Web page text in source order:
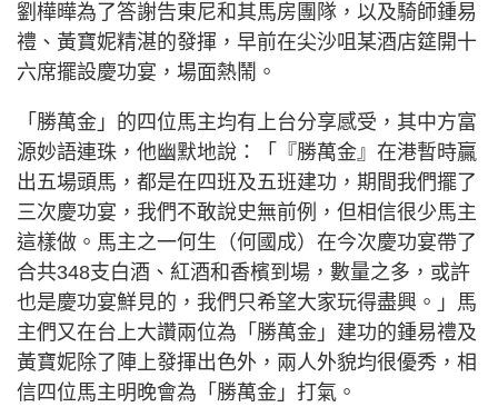
劉樺曄為了答謝告東尼和其馬房團隊，以及騎師鍾易
禮、黃寶妮精湛的發揮，早前在尖沙咀某酒店筵開十
六席擺設慶功宴，場面熱鬧。
「勝萬金」的四位馬主均有上台分享感受，其中方富
源妙語連珠，他幽默地說：「『勝萬金』在港暫時贏
出五場頭馬，都是在四班及五班建功，期間我們擺了
三次慶功宴，我們不敢說史無前例，但相信很少馬主
這樣做。馬主之一何生（何國成）在今次慶功宴帶了
合共348支白酒、紅酒和香檳到場，數量之多，或許
也是慶功宴鮮見的，我們只希望大家玩得盡興。」馬
主們又在台上大讚兩位為「勝萬金」建功的鍾易禮及
黃寶妮除了陣上發揮出色外，兩人外貌均很優秀，相
信四位馬主明晚會為「勝萬金」打氣。